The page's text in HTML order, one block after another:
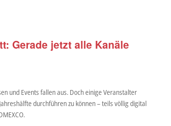
Gerade jetzt alle Kanäle
und Events fallen aus. Doch einige Veranstalter
durchführen zu können – teils völlig digital